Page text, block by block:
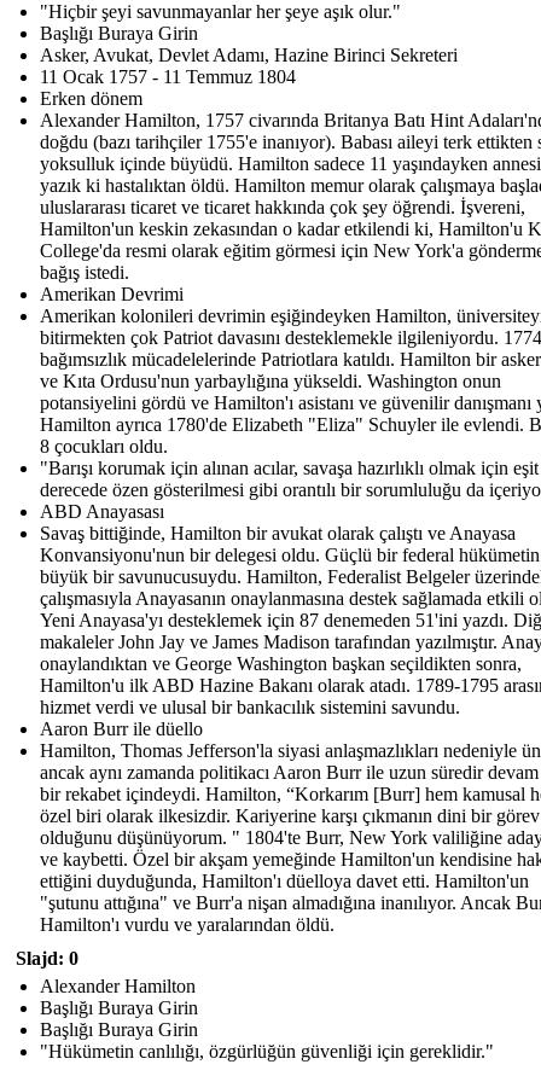
"Hiçbir şeyi savunmayanlar her şeye aşık olur."
Başlığı Buraya Girin
Asker, Avukat, Devlet Adamı, Hazine Birinci Sekreteri
11 Ocak 1757 - 11 Temmuz 1804
Erken dönem
Alexander Hamilton, 1757 civarında Britanya Batı Hint
doğdu (bazı tarihçiler 1755'e inanıyor). Babası aileyi terk ettikten
yoksulluk içinde büyüdü. Hamilton sadece 11 yaşındayken
yazık ki hastalıktan öldü. Hamilton memur olarak çalışmaya
uluslararası ticaret ve ticaret hakkında çok şey öğrendi. İşvereni,
Hamilton'un keskin zekasından o kadar etkilendi ki, Hamilton'u
College'da resmi olarak eğitim görmesi için New York'a
bağış istedi.
Amerikan Devrimi
Amerikan kolonileri devrimin eşiğindeyken Hamilton,
bitirmekten çok Patriot davasını desteklemekle ilgileniyordu.
bağımsızlık mücadelelerinde Patriotlara katıldı. Hamilton bir
ve Kıta Ordusu'nun yarbaylığına yükseldi. Washington onun
potansiyelini gördü ve Hamilton'ı asistanı ve güvenilir danışmanı
Hamilton ayrıca 1780'de Elizabeth "Eliza" Schuyler ile evlendi.
8 çocukları oldu.
"Barışı korumak için alınan acılar, savaşa hazırlıklı olmak için eşit
derecede özen gösterilmesi gibi orantılı bir sorumluluğu da
ABD Anayasası
Savaş bittiğinde, Hamilton bir avukat olarak çalıştı ve Anayasa
Konvansiyonu'nun bir delegesi oldu. Güçlü bir federal hükümetin
büyük bir savunucusuydu. Hamilton, Federalist Belgeler
çalışmasıyla Anayasanın onaylanmasına destek sağlamada etkili
Yeni Anayasa'yı desteklemek için 87 denemeden 51'ini yazdı.
makaleler John Jay ve James Madison tarafından yazılmıştır.
onaylandıktan ve George Washington başkan seçildikten sonra,
Hamilton'u ilk ABD Hazine Bakanı olarak atadı. 1789-1795
hizmet verdi ve ulusal bir bankacılık sistemini savundu.
Aaron Burr ile düello
Hamilton, Thomas Jefferson'la siyasi anlaşmazlıkları nedeniyle
ancak aynı zamanda politikacı Aaron Burr ile uzun süredir
bir rekabet içindeydi. Hamilton, “Korkarım [Burr] hem kamusal
özel biri olarak ilkesizdir. Kariyerine karşı çıkmanın dini bir görev
olduğunu düşünüyorum. " 1804'te Burr, New York valiliğine
ve kaybetti. Özel bir akşam yemeğinde Hamilton'un kendisine
ettiğini duyduğunda, Hamilton'ı düelloya davet etti. Hamilton'un
"şutunu attığına" ve Burr'a nişan almadığına inanılıyor. Ancak
Hamilton'ı vurdu ve yaralarından öldü.
Slajd: 0
Alexander Hamilton
Başlığı Buraya Girin
Başlığı Buraya Girin
"Hükümetin canlılığı, özgürlüğün güvenliği için gereklidir."